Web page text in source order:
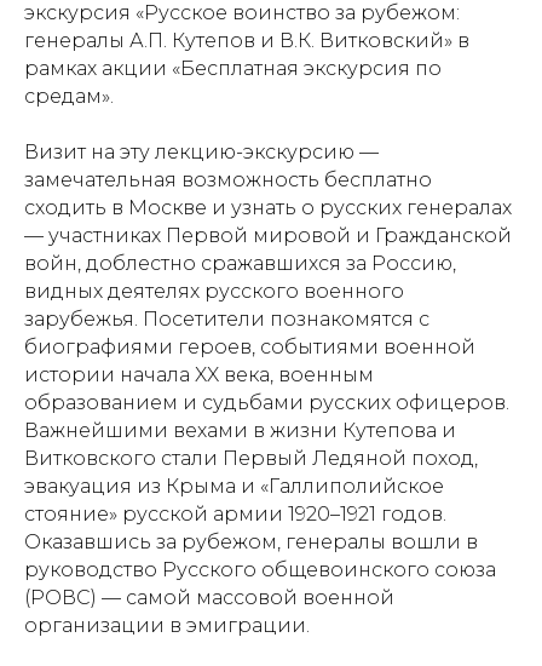
экскурсия «Русское воинство за рубежом:
генералы А.П. Кутепов и В.К. Витковский» в
рамках акции «Бесплатная экскурсия по
средам».
Визит на эту лекцию-экскурсию —
замечательная возможность бесплатно
сходить в Москве и узнать о русских генералах
— участниках Первой мировой и Гражданской
войн, доблестно сражавшихся за Россию,
видных деятелях русского военного
зарубежья. Посетители познакомятся с
биографиями героев, событиями военной
истории начала XX века, военным
образованием и судьбами русских офицеров.
Важнейшими вехами в жизни Кутепова и
Витковского стали Первый Ледяной поход,
эвакуация из Крыма и «Галлиполийское
стояние» русской армии 1920–1921 годов.
Оказавшись за рубежом, генералы вошли в
руководство Русского общевоинского союза
(РОВС) — самой массовой военной
организации в эмиграции.